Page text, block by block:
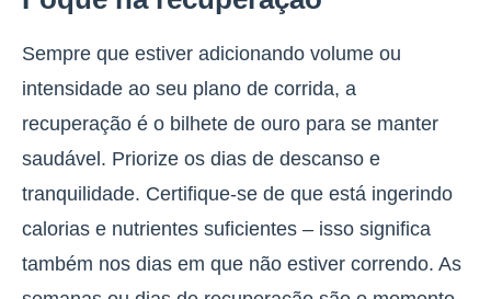
Sempre que estiver adicionando volume ou
intensidade ao seu plano de corrida, a
recuperação é o bilhete de ouro para se manter
saudável. Priorize os dias de descanso e
tranquilidade. Certifique-se de que está ingerindo
calorias e nutrientes suficientes – isso significa
também nos dias em que não estiver correndo. As